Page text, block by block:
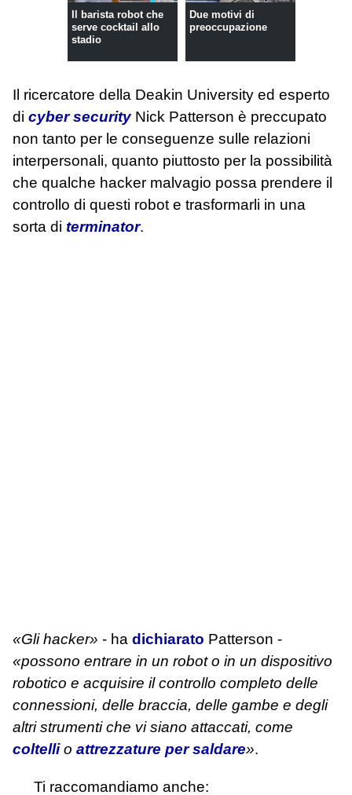
Il barista robot che
serve cocktail allo
stadio
Due motivi di
preoccupazione
Il ricercatore della Deakin University ed esperto
di cyber securityNick Patterson è preccupato
non tanto per le conseguenze sulle relazioni
interpersonali, quanto piuttosto per la possibilità
che qualche hacker malvagio possa prendere il
controllo di questi robot e trasformarli in una
sorta di terminator.
«Gli hacker» - ha dichiarato Patterson -
«possono entrare in un robot o in un dispositivo
robotico e acquisire il controllo completo delle
connessioni, delle braccia, delle gambe e degli
altri strumenti che vi siano attaccati, come
coltellio attrezzature per saldare».
Ti raccomandiamo anche: